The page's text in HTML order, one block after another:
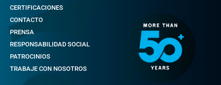
CERTIFICACIONES
CONTACTO
PRENSA
RESPONSABILIDAD SOCIAL
PATROCINIOS
TRABAJE CON NOSOTROS